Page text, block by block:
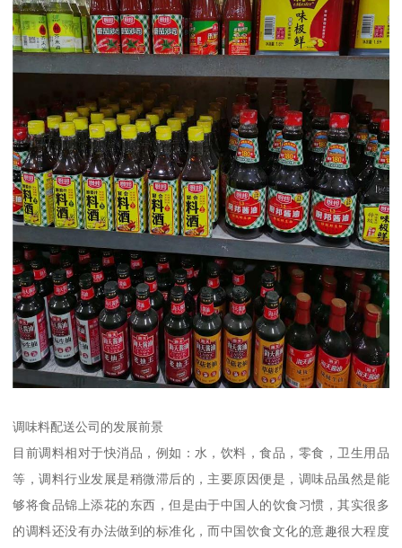
调味料配送公司的发展前景
目前调料相对于快消品，例如：水，饮料，食品，零食，卫生用品
等，调料行业发展是稍微滞后的，主要原因便是，调味品虽然是能
够将食品锦上添花的东西，但是由于中国人的饮食习惯，其实很多
的调料还没有办法做到的标准化，而中国饮食文化的意趣很大程度